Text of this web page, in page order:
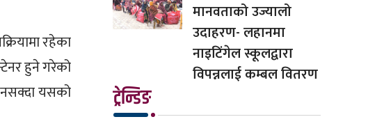
रहेका
हुने गरेको
यसको
मानवताको उज्यालो
उदाहरण- लहानमा
नाइटिंगेल स्कूलद्वारा
विपन्नलाई कम्बल वितरण
ट्रेन्डिङ